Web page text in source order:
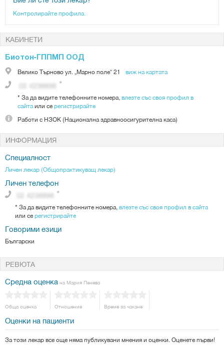
Контролирайте профила.
КАБИНЕТИ
Биотон-ГППМП ООД
Велико Търновоул. „Марно поле“ 21 виж на картата
* За да видите телефонните номера, влезте със своя профил в
сайтаили серегистрирайте
Работи с НЗОК (Национална здравноосигурителна каса)
ИНФОРМАЦИЯ
Специалност
Личен лекар (Общопрактикуващ лекар)
Личен телефон
* За да видите телефонните номера, влезте със своя профил в сайта
или серегистрирайте
Говорими езици
Български
РЕВЮТА
Средна оценка на Мария Пенева
Обща оценка Отношение Време за чакане
Оценки на пациенти
За този лекар все още няма публикувани мнения и оценки. Оценете първи!